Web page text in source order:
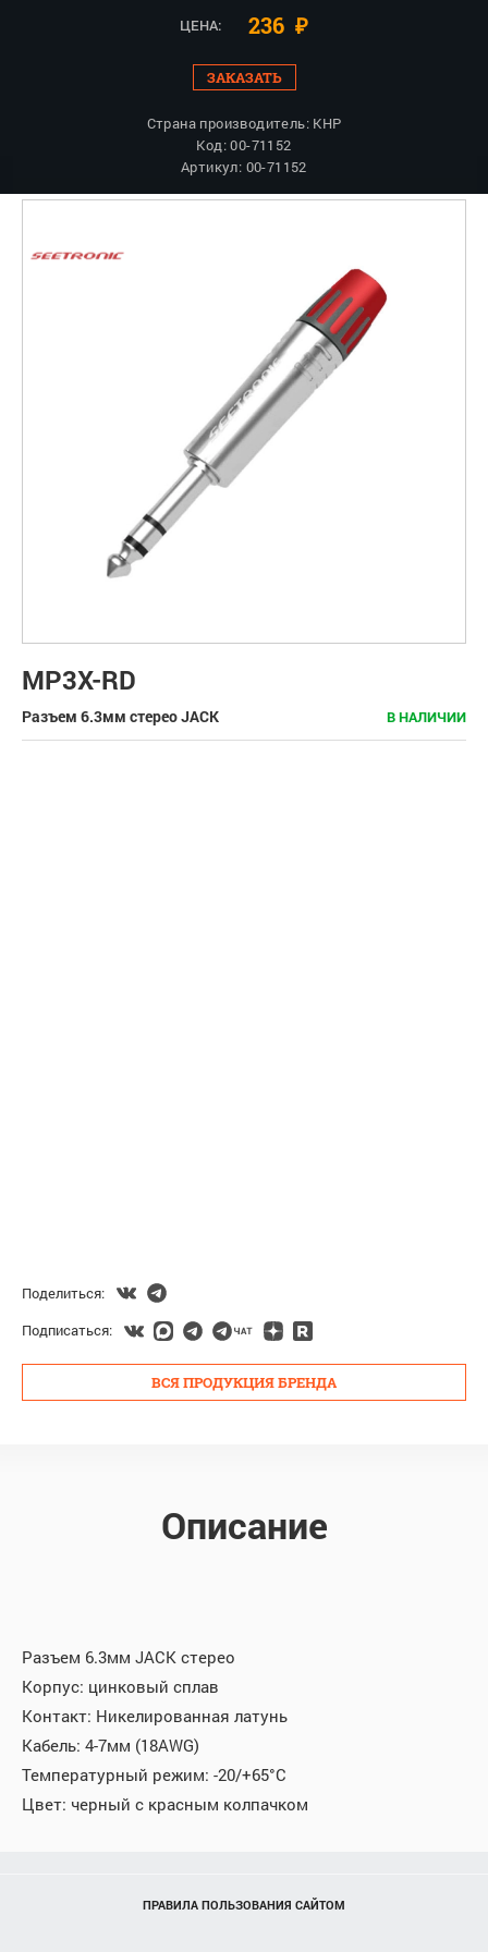
ЦЕНА: 236 ₽
ЗАКАЗАТЬ
Страна производитель: КНР
Код: 00-71152
Артикул: 00-71152
MP3X-RD
Разъем 6.3мм стерео JACK В НАЛИЧИИ
Поделиться:
Подписаться:
ВСЯ ПРОДУКЦИЯ БРЕНДА
Описание
Разъем 6.3мм JACK стерео
Корпус: цинковый сплав
Контакт: Никелированная латунь
Кабель: 4-7мм (18AWG)
Температурный режим: -20/+65°C
Цвет: черный с красным колпачком
ПРАВИЛА ПОЛЬЗОВАНИЯ САЙТОМ